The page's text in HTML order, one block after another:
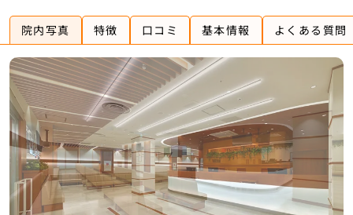
院内写真 特徴 口コミ 基本情報 よくある質問